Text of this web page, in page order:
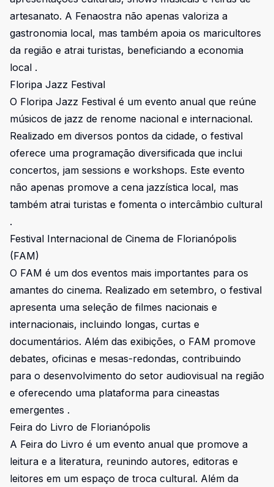
artesanato. A Fenaostra não apenas valoriza a
gastronomia local, mas também apoia os maricultores
da região e atrai turistas, beneficiando a economia
local .
Floripa Jazz Festival
O Floripa Jazz Festival é um evento anual que reúne
músicos de jazz de renome nacional e internacional.
Realizado em diversos pontos da cidade, o festival
oferece uma programação diversificada que inclui
concertos, jam sessions e workshops. Este evento
não apenas promove a cena jazzística local, mas
também atrai turistas e fomenta o intercâmbio cultural
.
Festival Internacional de Cinema de Florianópolis
(FAM)
O FAM é um dos eventos mais importantes para os
amantes do cinema. Realizado em setembro, o festival
apresenta uma seleção de filmes nacionais e
internacionais, incluindo longas, curtas e
documentários. Além das exibições, o FAM promove
debates, oficinas e mesas-redondas, contribuindo
para o desenvolvimento do setor audiovisual na região
e oferecendo uma plataforma para cineastas
emergentes .
Feira do Livro de Florianópolis
A Feira do Livro é um evento anual que promove a
leitura e a literatura, reunindo autores, editoras e
leitores em um espaço de troca cultural. Além da